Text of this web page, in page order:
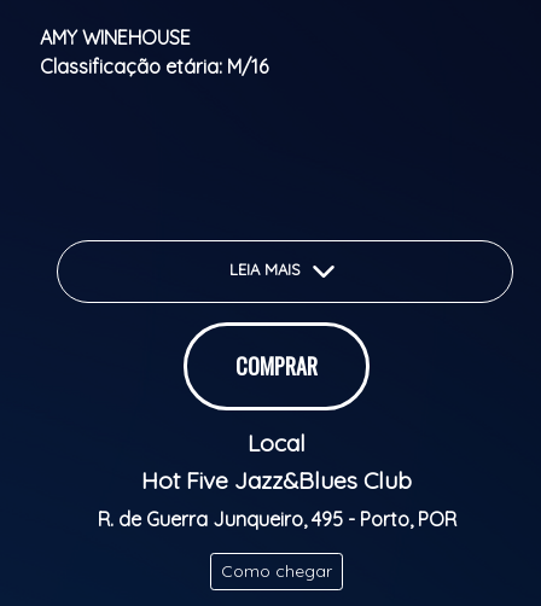
AMY WINEHOUSE
Classificação etária: M/16
LEIA MAIS
COMPRAR
Local
Hot Five Jazz&Blues Club
R. de Guerra Junqueiro, 495 - Porto, POR
Como chegar